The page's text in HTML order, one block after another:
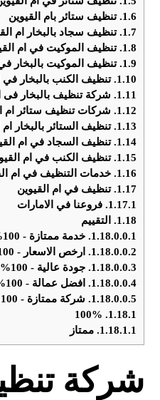
1.6. تنظيف ستائر بام القيوين
1.7. تنظيف سجاد بالبخار ام
1.8. تنظيف الموكيت في ام
1.9. تنظيف الموكيت بالبخار
1.10. تنظيف الكنب بالبخار في
1.11. شركة تنظيف بالبخار فى
1.12. شركات تنظيف ستائر ام
1.13. تنظيف الستائر بالبخار ام
1.14. تنظيف السجاد في ام
1.15. تنظيف الكنب في ام
1.16. خدمات التنظيف في ام
1.17. تنظيف في ام القيوين
1.17.1. فروعنا في الامارات
1.18.
التقييم
1.18.0.0.1. خدمة ممتازة - 100%
1.18.0.0.2.
ارخص الاسعار - 100%
1.18.0.0.3. جودة عالية - 100%
1.18.0.0.4.
افضل عمالة - 100%
1.18.0.0.5. شركة ممتازة - 100%
1.18.1.
1.18.1.1. ممتاز
شركة